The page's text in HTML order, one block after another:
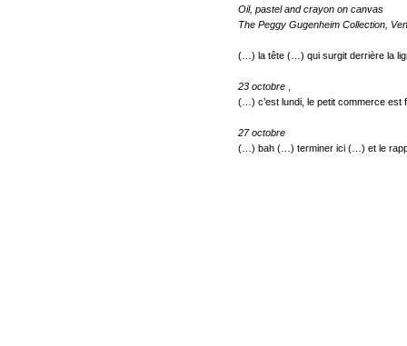
Oil, pastel and crayon on canvas
The Peggy Gugenheim Collection,
(…) la tête (…) qui surgit derrière la
23 octobre
(…) c’est lundi, le petit commerce est
27 octobre
(…) bah (…) terminer ici (…) et le